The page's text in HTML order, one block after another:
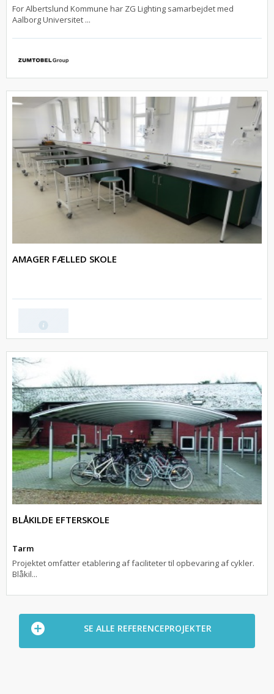
For Albertslund Kommune har ZG Lighting samarbejdet med
Aalborg Universitet ...
AMAGER FÆLLED SKOLE
BLÅKILDE EFTERSKOLE
Tarm
Projektet omfatter etablering af faciliteter til opbevaring af cykler.
Blåkil...
SE ALLE REFERENCEPROJEKTER